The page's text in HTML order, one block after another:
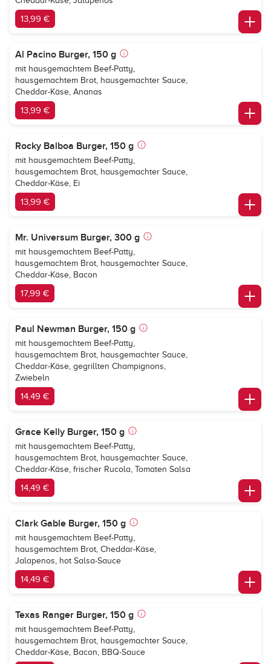
13,99 €
Al Pacino Burger, 150 g
mit hausgemachtem Beef-Patty,
hausgemachtem Brot, hausgemachter Sauce,
Cheddar-Käse, Ananas
13,99 €
Rocky Balboa Burger, 150 g
mit hausgemachtem Beef-Patty,
hausgemachtem Brot, hausgemachter Sauce,
Cheddar-Käse, Ei
13,99 €
Mr. Universum Burger, 300 g
mit hausgemachtem Beef-Patty,
hausgemachtem Brot, hausgemachter Sauce,
Cheddar-Käse, Bacon
17,99 €
Paul Newman Burger, 150 g
mit hausgemachtem Beef-Patty,
hausgemachtem Brot, hausgemachter Sauce,
Cheddar-Käse, gegrillten Champignons,
Zwiebeln
14,49 €
Grace Kelly Burger, 150 g
mit hausgemachtem Beef-Patty,
hausgemachtem Brot, hausgemachter Sauce,
Cheddar-Käse, frischer Rucola, Tomaten Salsa
14,49 €
Clark Gable Burger, 150 g
mit hausgemachtem Beef-Patty,
hausgemachtem Brot, Cheddar-Käse,
Jalapenos, hot Salsa-Sauce
14,49 €
Texas Ranger Burger, 150 g
mit hausgemachtem Beef-Patty,
hausgemachtem Brot, hausgemachter Sauce,
Cheddar-Käse, Bacon, BBQ-Sauce